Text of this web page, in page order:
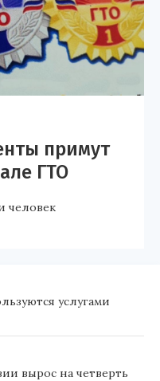
примут
ГТО
человек
услугами
вырос на четверть